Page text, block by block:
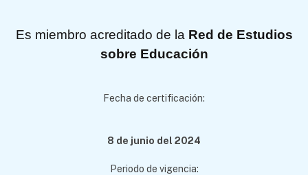
Es miembro acreditado de la Red de Estudios
sobre Educación
Fecha de certificación:
8 de junio del 2024
Periodo de vigencia: